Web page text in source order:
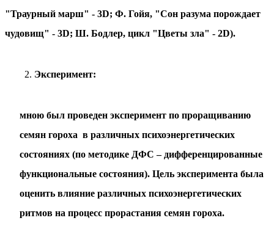
"Траурный марш" - 3D; Ф. Гойя, "Сон разума порождает
чудовищ" - 3D; Ш. Бодлер, цикл "Цветы зла" - 2D).
Эксперимент:
мною был проведен эксперимент по проращиванию
семян гороха в различных психоэнергетических
состояниях (по методике ДФС – дифференцированные
функциональные состояния). Цель эксперимента была
оценить влияние различных психоэнергетических
ритмов на процесс прорастания семян гороха.